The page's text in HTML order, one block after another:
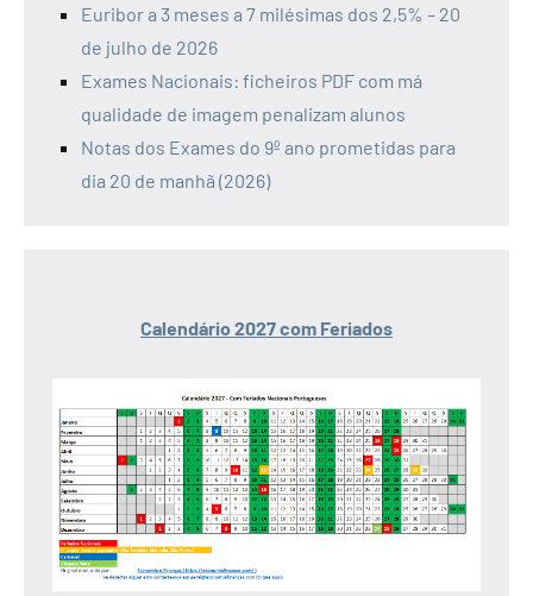
Euribor a 3 meses a 7 milésimas dos 2,5% – 20
de julho de 2026
Exames Nacionais: ficheiros PDF com má
qualidade de imagem penalizam alunos
Notas dos Exames do 9º ano prometidas para
dia 20 de manhã (2026)
Calendário 2027 com Feriados